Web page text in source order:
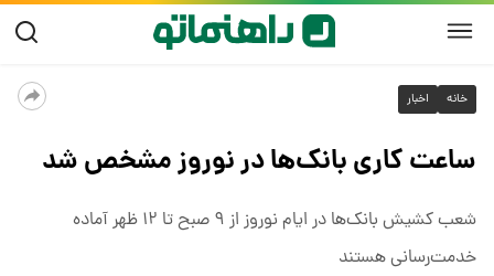
خانه اخبار
ساعت کاری بانک‌ها در نوروز مشخص شد
شعب کشیش بانک‌ها در ایام نوروز از ۹ صبح تا ۱۲ ظهر آماده
خدمت‌رسانی هستند